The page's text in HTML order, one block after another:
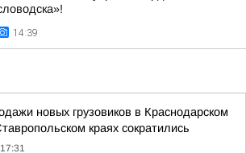
14:39
новых грузовиков в Краснодарском
краях сократились
17:31